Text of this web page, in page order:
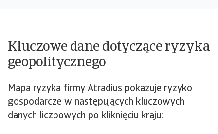
Kluczowe dane dotyczące ryzyka
geopolitycznego
Mapa ryzyka firmy Atradius pokazuje ryzyko
gospodarcze w następujących kluczowych
danych liczbowych po kliknięciu kraju: